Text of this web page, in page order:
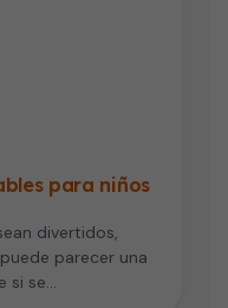
para niños
divertidos,
parecer una
si se…